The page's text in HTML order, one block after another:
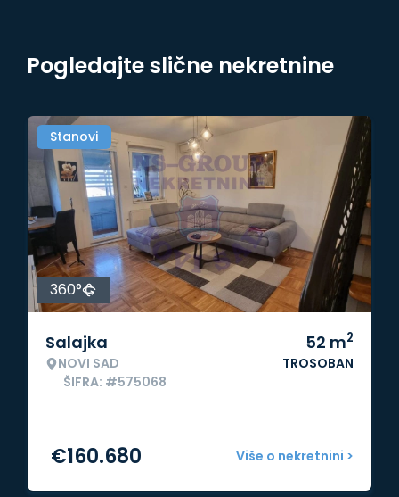
Pogledajte slične nekretnine
Stanovi
360°
Salajka
NOVI SAD
ŠIFRA: #575068
52 m2
TROSOBAN
Više o nekretnini >
€160.680